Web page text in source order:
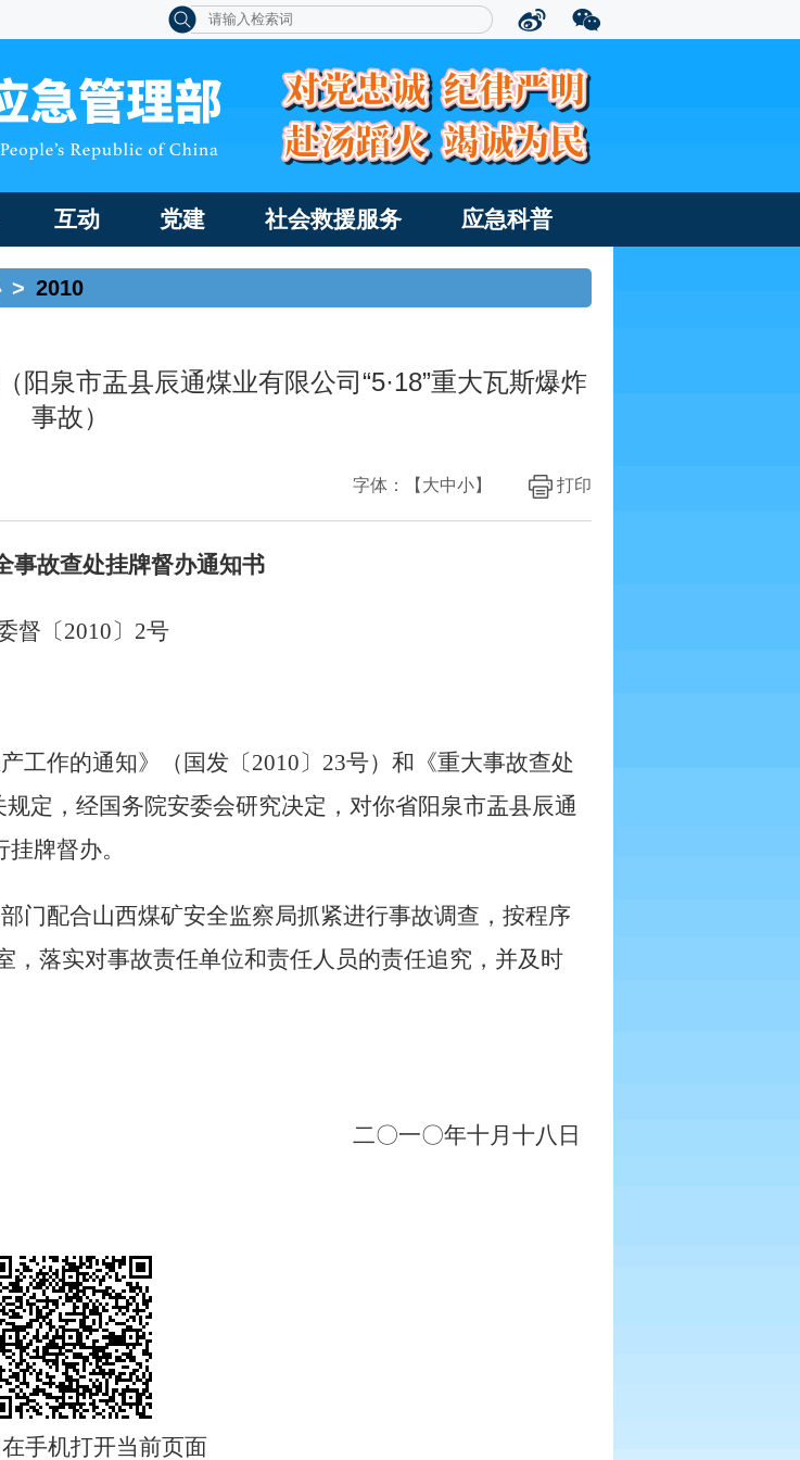
互动 党建 社会救援服务 应急科普
> 2010
泉市盂县辰通煤业有限公司“5·18”重大瓦斯爆炸
事故）
打印
字体：【 大中小】
事故查处挂牌督办通知书
督〔2010〕 2号
工作的通知》（国发〔2010〕 23号）和《重大事故查处
规定，经国务院安委会研究决定，对你省阳泉市盂县辰通
牌督办。
门配合山西煤矿安全监察局抓紧进行事故调查，按程序
，落实对事故责任单位和责任人员的责任追究，并及时
二〇一〇年十月十八日
手机打开当前页面